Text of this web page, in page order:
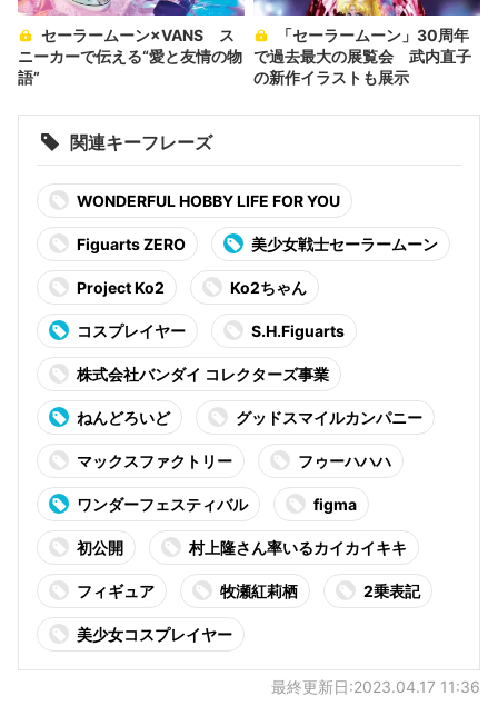
ニーカーで伝える“愛と友情の物
語”
で過去最大の展覧会 武内直子
の新作イラストも展示
関連キーフレーズ
WONDERFUL HOBBY LIFE FOR YOU
Figuarts ZERO 美少女戦士セーラームーン
Project Ko2 Ko2ちゃん
コスプレイヤー S.H.Figuarts
株式会社バンダイ コレクターズ事業
ねんどろいど グッドスマイルカンパニー
マックスファクトリー フゥーハハハ
ワンダーフェスティバル figma
初公開 村上隆さん率いるカイカイキキ
フィギュア 牧瀬紅莉栖 2乗表記
美少女コスプレイヤー
最終更新日:2023.04.17 11:36